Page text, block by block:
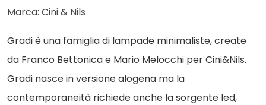
Marca: Cini & Nils
Gradi è una famiglia di lampade minimaliste, create
da Franco Bettonica e Mario Melocchi per Cini&Nils.
Gradi nasce in versione alogena ma la
contemporaneità richiede anche la sorgente led,